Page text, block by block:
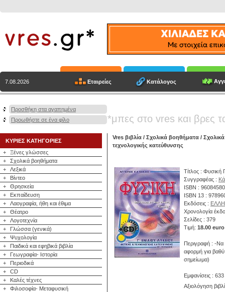
7.08.2026 Εταιρείες Κατάλογος
Προσθήκη στα αγαπημένα
Προωθήστε σε ένα φίλο
*μπες στο vres και βρες
ΚΥΡΙΕΣ ΚΑΤΗΓΟΡΙΕΣ
+
Ξένες γλώσσες
+
Σχολικά βοηθήματα
+
Λεξικά
+
Βίντεο
+
Θρησκεία
+
Εκπαίδευση
+
Λαογραφία, ήθη και έθιμα
+
Θέατρο
+
Λογοτεχνία
+
Γλώσσα (γενικά)
+
Ψυχολογία
+
Παιδικά και εφηβικά βιβλία
+
Γεωγραφία- Ιστορία
+
Περιοδικά
+
CD
+
Καλές τέχνες
+
Φιλοσοφία- Μεταφυσική
Vres βιβλία / Σχολικά βοηθήματα /
τεχνολογικής κατεύθυνσης
Τίτλος : Φυσική
Συγγραφέας :
ISBN :
ISBN 13 :
Εκδόσεις :
Χρονολογία
Σελίδες : 379
Τιμή: 18.00 euro
Περιγραφή : -Να
αφορμή για
σημείωμα)
Εμφανίσεις : 633
Αξιολόγηση